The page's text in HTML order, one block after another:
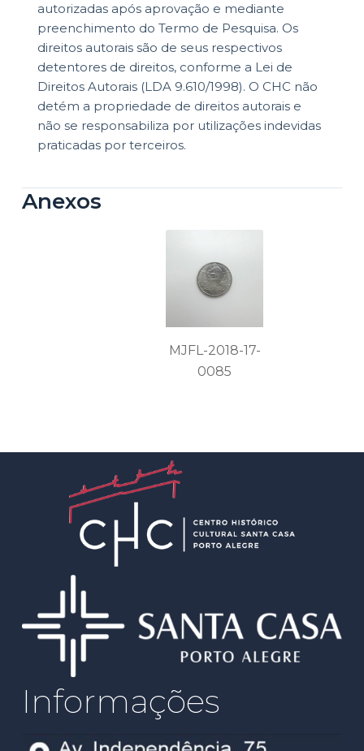
Anexos
MJFL-2018-17-
0085
autorizadas após aprovação e mediante
preenchimento do Termo de Pesquisa. Os
direitos autorais são de seus respectivos
detentores de direitos, conforme a Lei de
Direitos Autorais (LDA 9.610/1998). O CHC não
detém a propriedade de direitos autorais e
não se responsabiliza por utilizações indevidas
praticadas por terceiros.
Informações